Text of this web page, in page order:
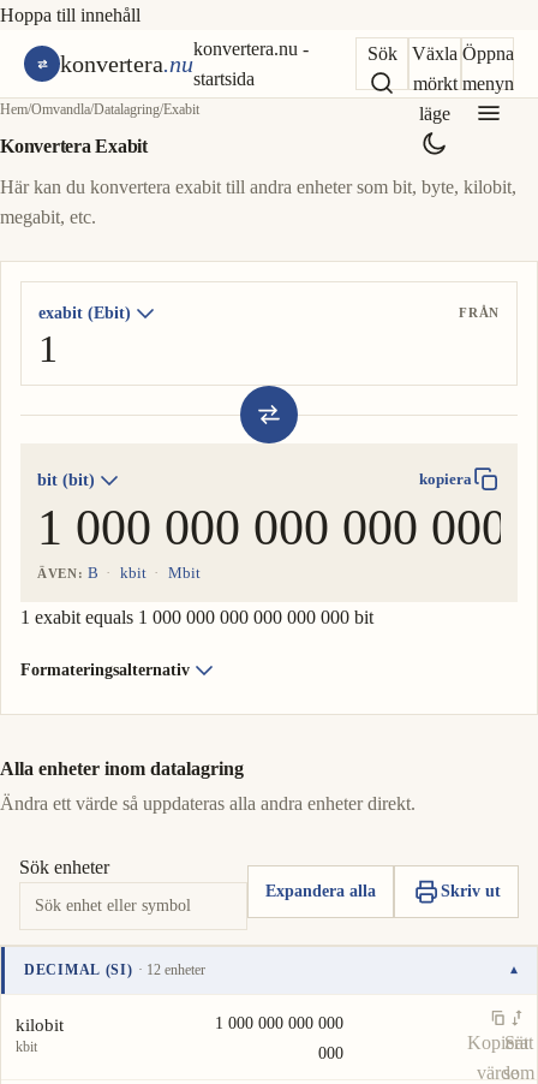
Hoppa till innehåll
konvertera.nu
konvertera.nu -
startsida
Sök
Växla
mörkt
läge
Öppna
menyn
Hem/Omvandla/Datalagring/Exabit
Konvertera Exabit
Här kan du konvertera exabit till andra enheter som bit, byte, kilobit,
megabit, etc.
exabit (Ebit) FRÅN
bit (bit) kopiera
ÄVEN: B kbit Mbit
1 exabit equals 1 000 000 000 000 000 000 bit
Formateringsalternativ
Alla enheter inom datalagring
Ändra ett värde så uppdateras alla andra enheter direkt.
Sök enheter
Expandera alla Skriv ut
DECIMAL (SI) · 12 enheter ▾
kilobit
kbit
1 000 000 000 000
000
Kopiera
värde
Sätt
som